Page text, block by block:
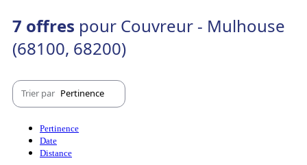
7 offres pour Couvreur - Mulhouse
(68100, 68200)
Trier par Pertinence
Pertinence
Date
Distance